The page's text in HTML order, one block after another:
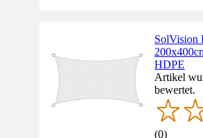
SolVision
HDPE
Artikel
bewertet.
(0)